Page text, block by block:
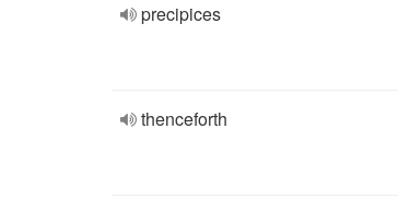
precipices
thenceforth